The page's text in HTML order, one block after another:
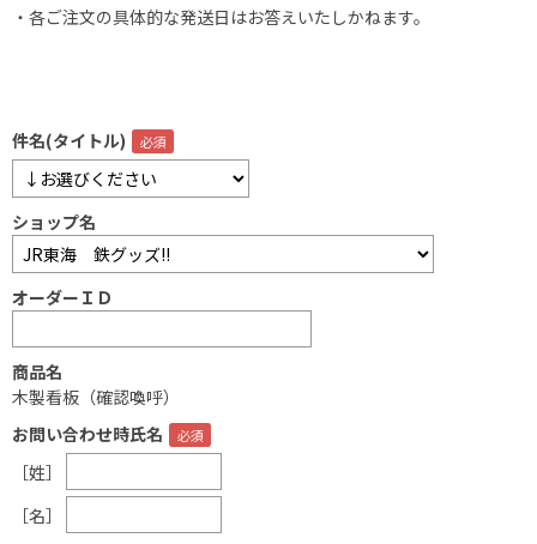
・各ご注文の具体的な発送日はお答えいたしかねます。
件名(タイトル)
ショップ名
オーダーＩＤ
商品名
木製看板（確認喚呼）
お問い合わせ時氏名
［姓］
［名］